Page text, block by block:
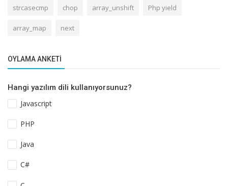
strcasecmp chop array_unshift Php yield
array_map next
OYLAMA ANKETI
Hangi yazılım dili kullanıyorsunuz?
Javascript
PHP
Java
C#